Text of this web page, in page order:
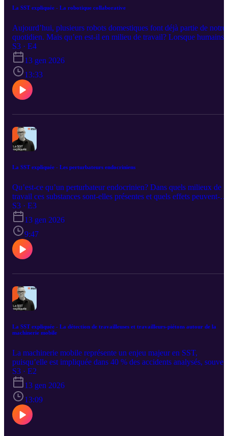
La SST expliquée - La robotique collaborative
Aujourd’hui, plusieurs robots domestiques font déjà partie de notre
quotidien. Mais qu’en est‑il en milieu de travail? Lorsque humains
robots partagent un même espace, avec ou sans barrières
comment fonctionne réellement la robotique collaborative ? Sabrina
Jocelyn, professionnelle chercheuse, nous donne davantage de
précisions.
S3 · E4
13 gen 2026
13:33
La SST expliquée - Les perturbateurs endocriniens
Qu’est-ce qu’un perturbateur endocrinien? Dans quels milieux de
travail ces substances sont-elles présentes et quels effets peuvent-
elles avoir sur le corps humain? Cet épisode répond à toutes ces
questions et vous montre comment les milieux de travail mettent en
place différents mécanismes pour réduire ou éliminer l’exposition à
ces substances. Sabrina Gravel, professionnelle chercheuse et
Pamela Prud’homme, professionnelle de recherche, nous éclairent.
S3 · E3
13 gen 2026
9:47
La SST expliquée - La détection de travailleuses et travailleurs-piétons autour de la
machinerie mobile
La machinerie mobile représente un enjeu majeur en SST,
puisqu’elle est impliquée dans 40 % des accidents analysés,
causés par des piétons dissimulés dans les angles morts. Dans près
de 90 % des cas, l’opérateur n’avait aucune conscience de la
présence de la travailleuse ou du travailleur, ce qui met en lumière
nécessité de mieux encadrer les déplacements sur les chantiers et de
recourir à des technologies de détection pour réduire les risques.
Avec Damien Burlet Vienney, chercheur et Chantal Gauvin,
professionnelle de recherche.
S3 · E2
13 gen 2026
13:09